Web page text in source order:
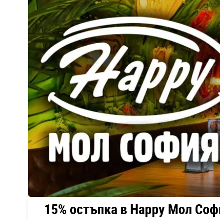
15% остъпка в Happy Мол